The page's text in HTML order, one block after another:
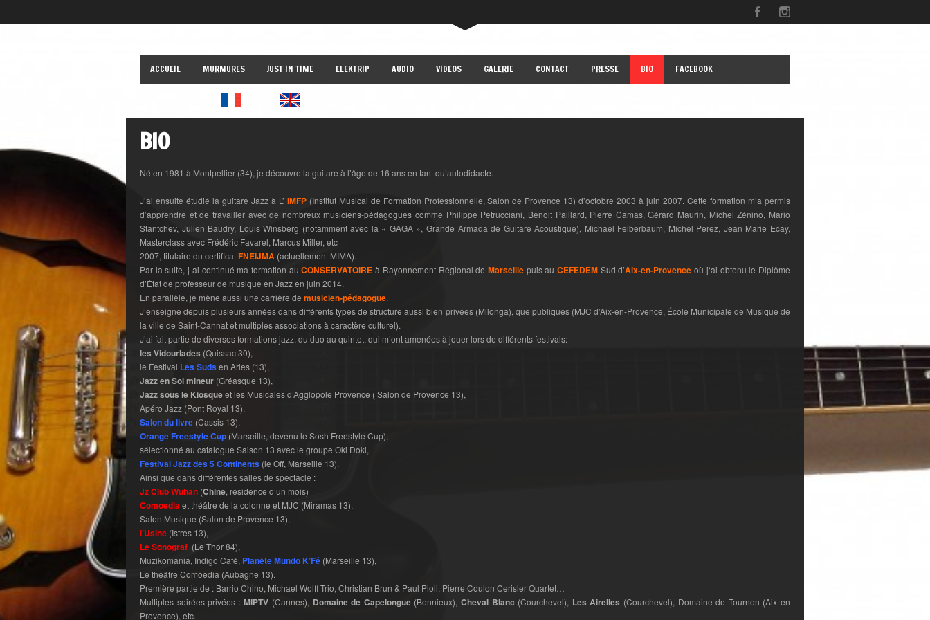
ACCUEIL MURMURES JUST IN TIME ELEKTRIP AUDIO VIDEOS GALERIE CONTACT PRESSE BIO FACEBOOK
BIO
Né en 1981 à Montpellier (34), je découvre la guitare à l’âge de 16 ans en tant qu’autodidacte.
J’ai ensuite étudié la guitare Jazz à L’ IMFP(Institut Musical de Formation Professionnelle, Salon de Provence 13) d’octobre 2003 à juin 2007. Cette formation m’a permis
d’apprendre et de travailler avec de nombreux musiciens-pédagogues comme Philippe Petrucciani, Benoit Paillard, Pierre Camas, Gérard Maurin, Michel Zénino, Mario
Stantchev, Julien Baudry, Louis Winsberg (notamment avec la « GAGA », Grande Armada de Guitare Acoustique), Michael Felberbaum, Michel Perez, Jean Marie Ecay,
Masterclass avec Frédéric Favarel, Marcus Miller, etc
2007, titulaire du certificatFNEIJMA (actuellement MIMA).
Par la suite, j ai continué ma formation auCONSERVATOIRE à Rayonnement Régional de Marseillepuis auCEFEDEM Sud d’Aix-en-Provence où j‘ai obtenu le Diplôme
d’État de professeur de musique en Jazz en juin 2014.
En parallèle, je mène aussi une carrière de musicien-pédagogue.
J’enseigne depuis plusieurs années dans différents types de structure aussi bien privées (Milonga), que publiques (MJC d’Aix-en-Provence, École Municipale de Musique de
la ville de Saint-Cannat et multiples associations à caractère culturel).
J’ai fait partie de diverses formations jazz, du duo au quintet, qui m’ont amenées à jouer lors de différents festivals:
les Vidourlades (Quissac 30),
le Festival Les Sudsen Arles (13),
Jazz en Sol mineur (Gréasque 13),
Jazz sous le Kiosqueet les Musicales d’Agglopole Provence ( Salon de Provence 13),
Apéro Jazz (Pont Royal 13),
Salon du livre (Cassis 13),
Orange Freestyle Cup (Marseille, devenu le Sosh Freestyle Cup),
sélectionné au catalogue Saison 13 avec le groupe Oki Doki,
Festival Jazz des 5 Continents (le Off, Marseille 13).
Ainsi que dans différentes salles de spectacle :
Jz Club Wuhan (Chine, résidence d’un mois)
Comoediaet théâtre de la colonne et MJC (Miramas 13),
Salon Musique (Salon de Provence 13),
l’Usine (Istres 13),
Le Sonograf (Le Thor 84),
Muzikomania, Indigo Café, Planète Mundo K’Fé (Marseille 13),
Le théâtre Comoedia (Aubagne 13).
Première partie de : Barrio Chino, Michael Wolff Trio, Christian Brun & Paul Pioli, Pierre Coulon Cerisier Quartet…
Multiples soirées privées :MIPTV (Cannes), Domaine de Capelongue(Bonnieux),Cheval Blanc (Courchevel), Les Airelles (Courchevel), Domaine de Tournon (Aix en
Provence), etc.